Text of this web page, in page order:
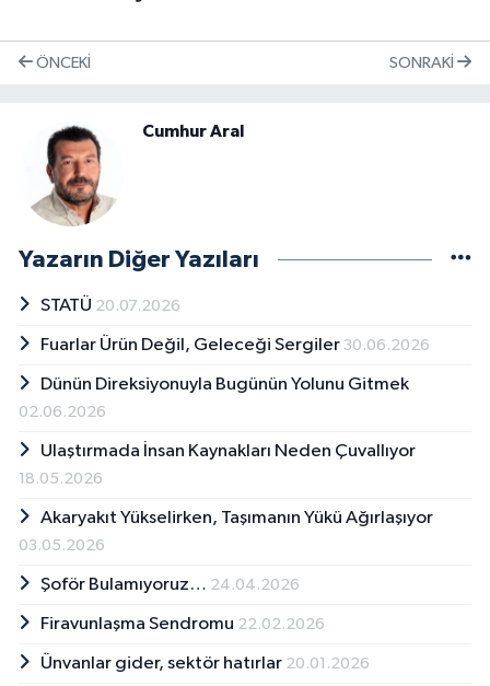
ÖNCEKI SONRAKI
Cumhur Aral
Yazarın Diğer Yazıları
STATÜ 20.07.2026
Fuarlar Ürün Değil, Geleceği Sergiler 30.06.2026
Dünün Direksiyonuyla Bugünün Yolunu Gitmek
02.06.2026
Ulaştırmada İnsan Kaynakları Neden Çuvallıyor
18.05.2026
Akaryakıt Yükselirken, Taşımanın Yükü Ağırlaşıyor
03.05.2026
Şoför Bulamıyoruz… 24.04.2026
Firavunlaşma Sendromu 22.02.2026
Ünvanlar gider, sektör hatırlar 20.01.2026